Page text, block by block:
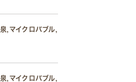
,マイクロバブル,
,マイクロバブル,